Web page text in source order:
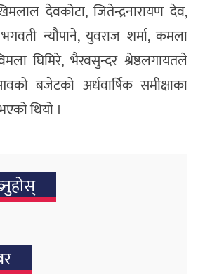
देवकोटा, जितेन्द्रनारायण देव,
न्यौपाने, युवराज शर्मा, कमला
घिमिरे, भैरवसुन्दर श्रेष्ठलगायतले
बजेटको अर्धवार्षिक समीक्षाका
थियो ।